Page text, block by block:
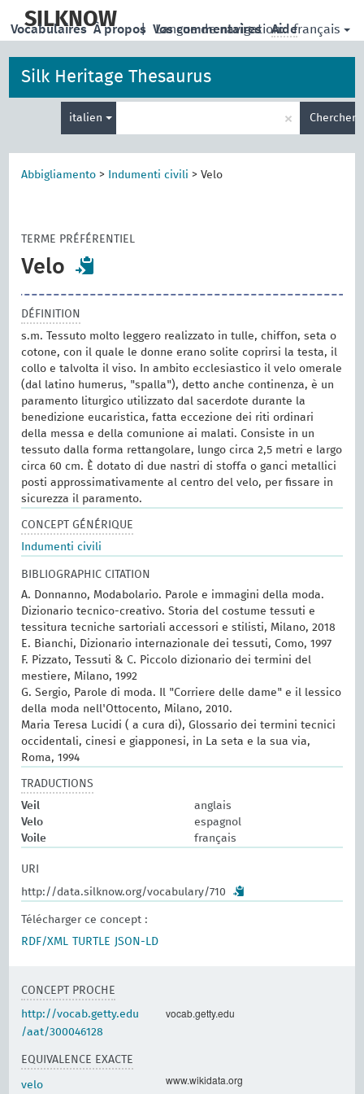
main
SILKNOW | Langue de navigation: français
Vocabulaires À propos Vos commentaires Aide
Silk Heritage Thesaurus
italien
de
recherche
× Chercher
Abbigliamento > Indumenti civili >Velo
TERME PRÉFÉRENTIEL
Velo
DÉFINITION
s.m. Tessuto molto leggero realizzato in tulle, chiffon, seta o
cotone, con il quale le donne erano solite coprirsi la testa, il
collo e talvolta il viso. In ambito ecclesiastico il velo omerale
(dal latino humerus, "spalla"), detto anche continenza, è un
paramento liturgico utilizzato dal sacerdote durante la
benedizione eucaristica, fatta eccezione dei riti ordinari
della messa e della comunione ai malati. Consiste in un
tessuto dalla forma rettangolare, lungo circa 2,5 metri e largo
circa 60 cm. È dotato di due nastri di stoffa o ganci metallici
posti approssimativamente al centro del velo, per fissare in
sicurezza il paramento.
CONCEPT GÉNÉRIQUE
Indumenti civili
BIBLIOGRAPHIC CITATION
A. Donnanno, Modabolario. Parole e immagini della moda.
Dizionario tecnico-creativo. Storia del costume tessuti e
tessitura tecniche sartoriali accessori e stilisti, Milano, 2018
E. Bianchi, Dizionario internazionale dei tessuti, Como, 1997
F. Pizzato, Tessuti & C. Piccolo dizionario dei termini del
mestiere, Milano, 1992
G. Sergio, Parole di moda. Il "Corriere delle dame" e il lessico
della moda nell'Ottocento, Milano, 2010.
Maria Teresa Lucidi ( a cura di), Glossario dei termini tecnici
occidentali, cinesi e giapponesi, in La seta e la sua via,
Roma, 1994
TRADUCTIONS
Veil
anglais
Velo
espagnol
Voile
français
URI
http://data.silknow.org/vocabulary/710
Télécharger ce concept :
RDF/XML
TURTLE JSON-LD
CONCEPT PROCHE
http://vocab.getty.edu
/aat/300046128
vocab.getty.edu
EQUIVALENCE EXACTE
velo www.wikidata.org